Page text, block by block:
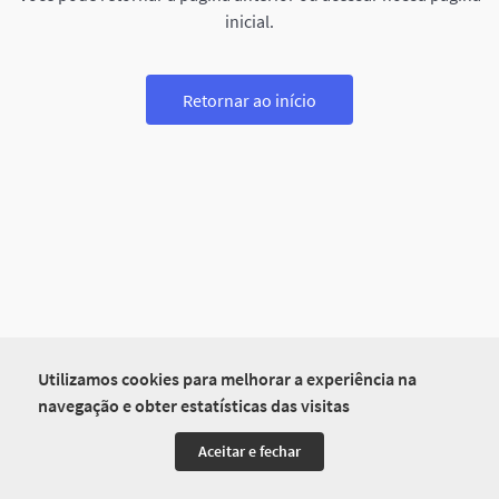
Utilizamos cookies para melhorar a experiência na
navegação e obter estatísticas das visitas
Aceitar e fechar
inicial.
Retornar ao início